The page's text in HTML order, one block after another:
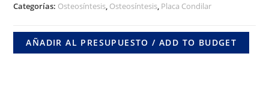
95º
ORIF.
Categorías: Osteosíntesis, Osteosíntesis, Placa Condilar
AÑADIR AL PRESUPUESTO / ADD TO BUDGET